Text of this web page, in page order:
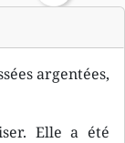
argentées,
Elle a été